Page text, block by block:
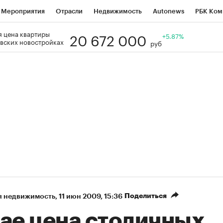
Мероприятия Отрасли Недвижимость Autonews РБК
Визионеры
цена квартиры
новостройках
20 672 000 руб
+5.87%
недвижимость⁠, 11 июн 2009, 15:36 Поделиться